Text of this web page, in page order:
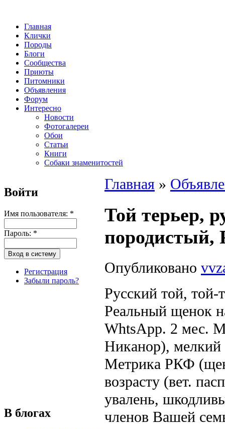
Главная
Клички
Породы
Блоги
Сообщества
Приюты
Питомники
Объявления
Форум
Интересно
Новости
Фотогалереи
Обои
Статьи
Книги
Собаки знаменитостей
Войти
Имя пользователя: *
Пароль: *
Регистрация
Забыли пароль?
В блогах
Главная »
Той терьер,
Опубликовано
Русский той,
Реальный щенок
WhtsApp. 2 мес.
Никанор), мелкий
Метрика РКФ
возрасту (вет.
увалень,
членов Вашей